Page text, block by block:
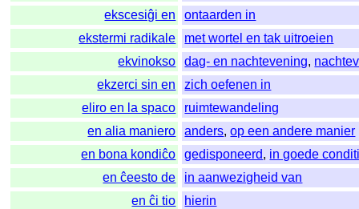
ekscesiĝi en
ontaarden in
ekstermi radikale
met wortel en tak uitroeien
ekvinokso
dag- en nachtevening,
ekzerci sin en
zich oefenen in
eliro en la spaco
ruimtewandeling
en alia maniero
anders,op een andere manier
en bona kondiĉo
gedisponeerd, in goede
en ĉeesto de
in aanwezigheid van
en ĉi tio
hierin